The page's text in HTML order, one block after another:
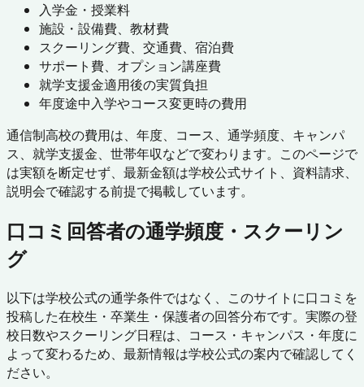
入学金・授業料
施設・設備費、教材費
スクーリング費、交通費、宿泊費
サポート費、オプション講座費
就学支援金適用後の実質負担
年度途中入学やコース変更時の費用
通信制高校の費用は、年度、コース、通学頻度、キャンパ
ス、就学支援金、世帯年収などで変わります。このページで
は実額を断定せず、最新金額は学校公式サイト、資料請求、
説明会で確認する前提で掲載しています。
口コミ回答者の通学頻度・スクーリン
グ
以下は学校公式の通学条件ではなく、このサイトに口コミを
投稿した在校生・卒業生・保護者の回答分布です。実際の登
校日数やスクーリング日程は、コース・キャンパス・年度に
よって変わるため、最新情報は学校公式の案内で確認してく
ださい。